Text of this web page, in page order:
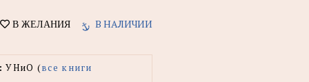
В ЖЕЛАНИЯ В НАЛИЧИИ
УНиО (все книги